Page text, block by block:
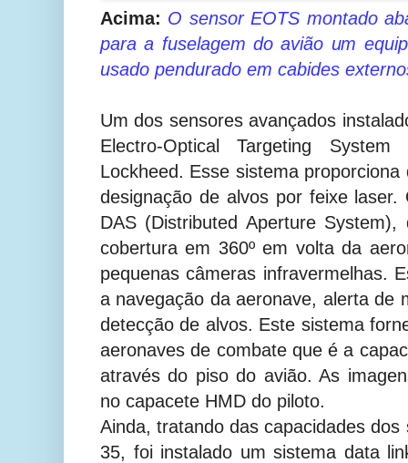
Acima: O sensor EOTS montado
para a fuselagem do avião um
usado pendurado em cabides
Um dos sensores avançados
Electro-Optical Targeting
Lockheed. Esse sistema
designação de alvos por feixe
DAS (Distributed Aperture
cobertura em 360º em volta da
pequenas câmeras infravermelhas.
a navegação da aeronave, alerta de
detecção de alvos. Este sistema
aeronaves de combate que é a
através do piso do avião. As
no capacete HMD do piloto.
Ainda, tratando das capacidades
35, foi instalado um sistema data